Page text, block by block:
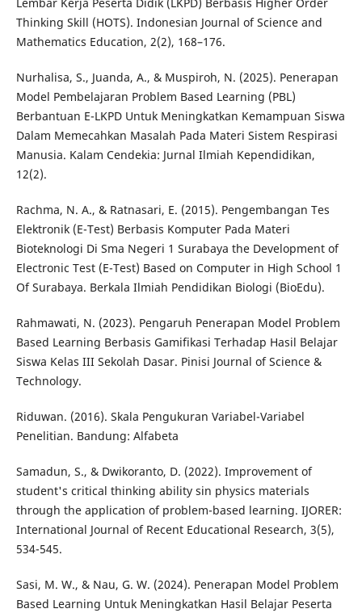
Thinking Skill (HOTS). Indonesian Journal of Science and
Mathematics Education, 2(2), 168–176.
Nurhalisa, S., Juanda, A., & Muspiroh, N. (2025). Penerapan
Model Pembelajaran Problem Based Learning (PBL)
Berbantuan E-LKPD Untuk Meningkatkan Kemampuan Siswa
Dalam Memecahkan Masalah Pada Materi Sistem Respirasi
Manusia. Kalam Cendekia: Jurnal Ilmiah Kependidikan,
12(2).
Rachma, N. A., & Ratnasari, E. (2015). Pengembangan Tes
Elektronik (E-Test) Berbasis Komputer Pada Materi
Bioteknologi Di Sma Negeri 1 Surabaya the Development of
Electronic Test (E-Test) Based on Computer in High School 1
Of Surabaya. Berkala Ilmiah Pendidikan Biologi (BioEdu).
Rahmawati, N. (2023). Pengaruh Penerapan Model Problem
Based Learning Berbasis Gamifikasi Terhadap Hasil Belajar
Siswa Kelas III Sekolah Dasar. Pinisi Journal of Science &
Technology.
Riduwan. (2016). Skala Pengukuran Variabel-Variabel
Penelitian. Bandung: Alfabeta
Samadun, S., & Dwikoranto, D. (2022). Improvement of
student's critical thinking ability sin physics materials
through the application of problem-based learning. IJORER:
International Journal of Recent Educational Research, 3(5),
534-545.
Sasi, M. W., & Nau, G. W. (2024). Penerapan Model Problem
Based Learning Untuk Meningkatkan Hasil Belajar Peserta